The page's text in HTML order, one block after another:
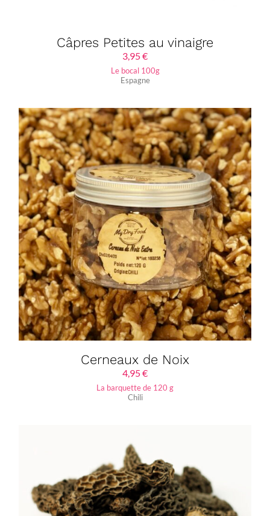
Câpres Petites au vinaigre
3,95€
Le bocal 100g
Espagne
Cerneaux de Noix
4,95€
La barquette de 120 g
Chili